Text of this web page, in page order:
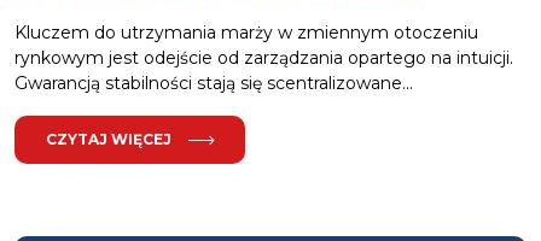
Kluczem do utrzymania marży w zmiennym otoczeniu
rynkowym jest odejście od zarządzania opartego na intuicji.
Gwarancją stabilności stają się scentralizowane...
CZYTAJ WIĘCEJ